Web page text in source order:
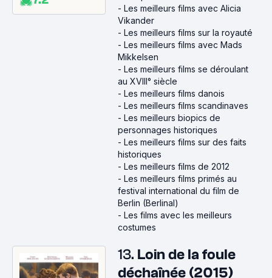
- Les meilleurs films avec Alicia
Vikander
- Les meilleurs films sur la royauté
- Les meilleurs films avec Mads
Mikkelsen
- Les meilleurs films se déroulant
au XVIII° siècle
- Les meilleurs films danois
- Les meilleurs films scandinaves
- Les meilleurs biopics de
personnages historiques
- Les meilleurs films sur des faits
historiques
- Les meilleurs films de 2012
- Les meilleurs films primés au
festival international du film de
Berlin (Berlinal)
- Les films avec les meilleurs
costumes
13. Loin de la foule
déchaînée (2015)